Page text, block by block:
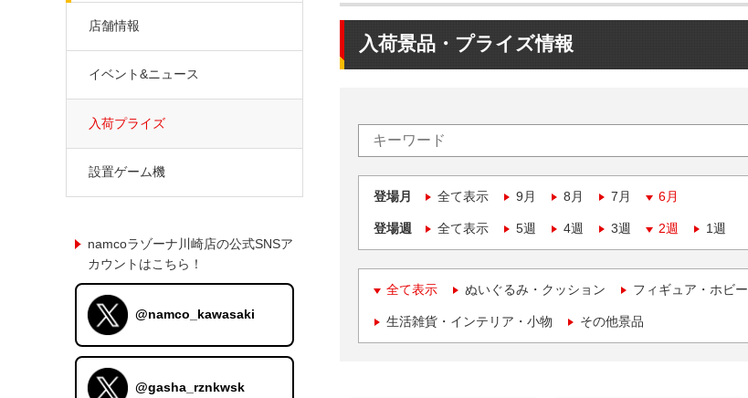
入荷景品・プライズ情報
登場月 全て表示 9月 8月 7月 6月
登場週 全て表示 5週 4週 3週 2週 1週
全て表示 ぬいぐるみ・クッション フィギュア・ホビー
生活雑貨・インテリア・小物 その他景品
店舗情報
イベント&ニュース
入荷プライズ
設置ゲーム機
namcoラゾーナ川崎店の公式SNSア
カウントはこちら！
@namco_kawasaki
@gasha_rznkwsk